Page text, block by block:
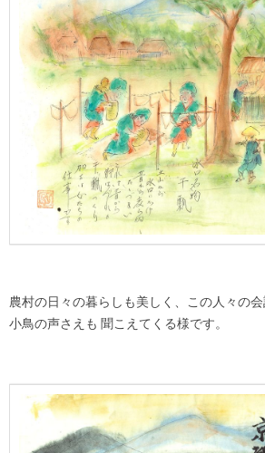
農村の日々の暮らしも美しく、この人々の
小鳥の声さえも 聞こえてくる様です。